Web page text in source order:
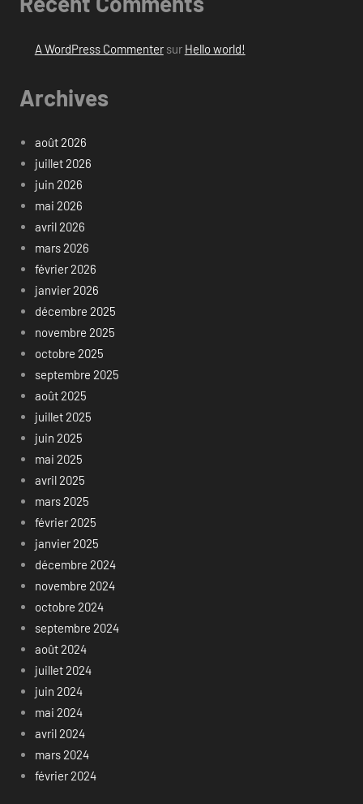
A WordPress Commentersur Hello world!
Archives
août 2026
juillet 2026
juin 2026
mai 2026
avril 2026
mars 2026
février 2026
janvier 2026
décembre 2025
novembre 2025
octobre 2025
septembre 2025
août 2025
juillet 2025
juin 2025
mai 2025
avril 2025
mars 2025
février 2025
janvier 2025
décembre 2024
novembre 2024
octobre 2024
septembre 2024
août 2024
juillet 2024
juin 2024
mai 2024
avril 2024
mars 2024
février 2024